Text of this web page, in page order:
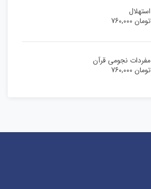
استهلال
تومان760,000
مفردات نجومی قرآن
تومان760,000